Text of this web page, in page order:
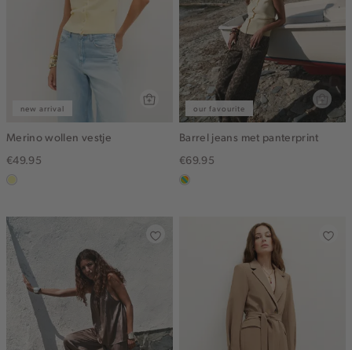
new arrival
Merino wollen vestje
€49.95
lichtgeel
our favourite
Barrel jeans met panterprint
€69.95
meerkleurig